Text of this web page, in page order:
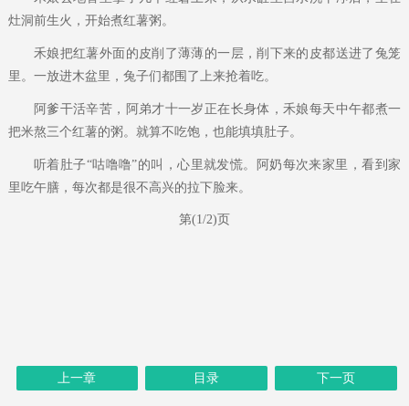
灶洞前生火，开始煮红薯粥。
禾娘把红薯外面的皮削了薄薄的一层，削下来的皮都送进了兔笼
里。一放进木盆里，兔子们都围了上来抢着吃。
阿爹干活辛苦，阿弟才十一岁正在长身体，禾娘每天中午都煮一
把米熬三个红薯的粥。就算不吃饱，也能填填肚子。
听着肚子“咕噜噜”的叫，心里就发慌。阿奶每次来家里，看到家
里吃午膳，每次都是很不高兴的拉下脸来。
第(1/2)页
上一章 目录 下一页